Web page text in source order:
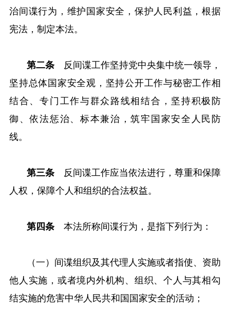
治间谍行为，维护国家安全，保护人民利益，根据
宪法，制定本法。
第二条 反间谍工作坚持党中央集中统一领导，
坚持总体国家安全观，坚持公开工作与秘密工作相
结合、专门工作与群众路线相结合，坚持积极防
御、依法惩治、标本兼治，筑牢国家安全人民防
线。
第三条 反间谍工作应当依法进行，尊重和保障
人权，保障个人和组织的合法权益。
第四条 本法所称间谍行为，是指下列行为：
（一）间谍组织及其代理人实施或者指使、资助
他人实施，或者境内外机构、组织、个人与其相勾
结实施的危害中华人民共和国国家安全的活动；